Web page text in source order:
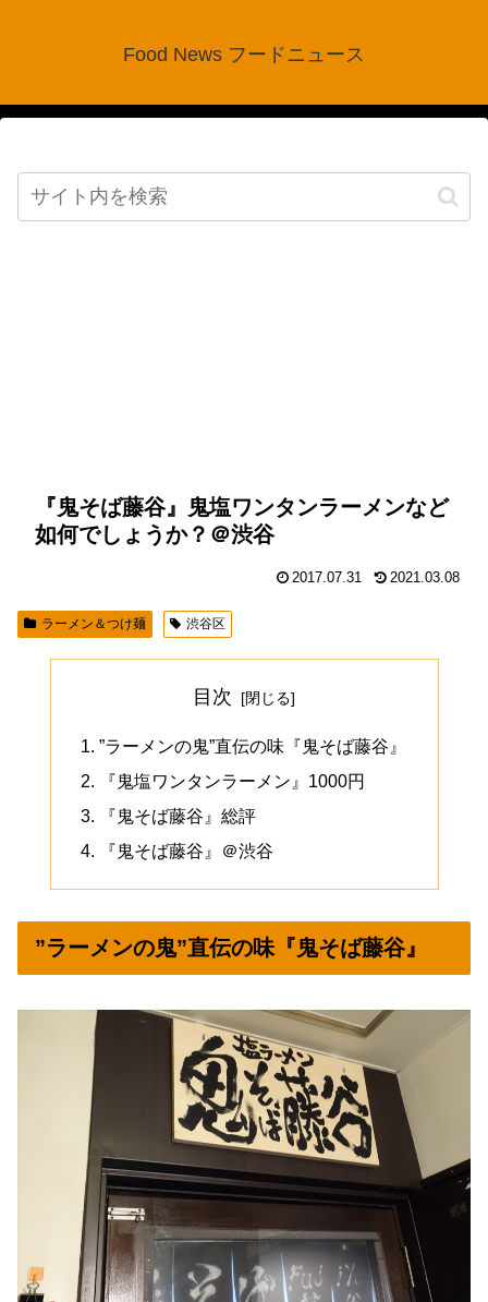
Food News フードニュース
『鬼そば藤谷』鬼塩ワンタンラーメンなど
如何でしょうか？＠渋谷
2017.07.31 2021.03.08
ラーメン＆つけ麺 渋谷区
目次
”ラーメンの鬼”直伝の味『鬼そば藤谷』
『鬼塩ワンタンラーメン』1000円
『鬼そば藤谷』総評
『鬼そば藤谷』＠渋谷
”ラーメンの鬼”直伝の味『鬼そば藤谷』